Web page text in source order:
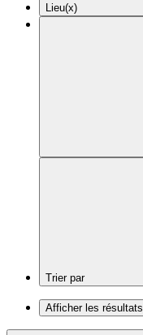
Lieu(x)
Trier par
Afficher les résultats